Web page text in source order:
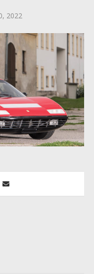
2022